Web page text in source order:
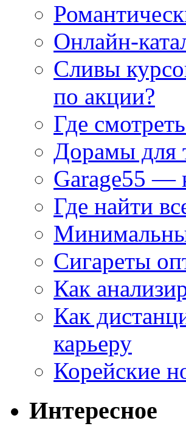
Онлайн-
Сливы
по акции?
Где
Дорамы для
Garage55 —
Где найти
Сигареты
Как
Как
карьеру
Корейские
Интересное